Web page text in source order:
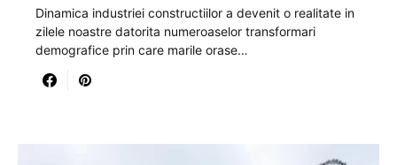
Dinamica industriei constructiilor a devenit o realitate in
zilele noastre datorita numeroaselor transformari
demografice prin care marile orase…